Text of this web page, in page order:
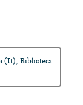
(It), Biblioteca